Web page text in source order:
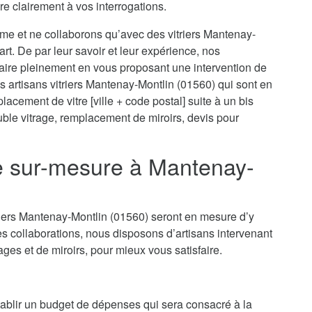
clairement à vos interrogations.
et ne collaborons qu’avec des vitriers Mantenay-
De par leur savoir et leur expérience, nos
pleinement en vous proposant une intervention de
vitriers Mantenay-Montlin (01560) qui sont en
de vitre [ville + code postal] suite à un bis
vitrage, remplacement de miroirs, devis pour
mesure à Mantenay-
Mantenay-Montlin (01560) seront en mesure d’y
collaborations, nous disposons d’artisans intervenant
et de miroirs, pour mieux vous satisfaire.
un budget de dépenses qui sera consacré à la